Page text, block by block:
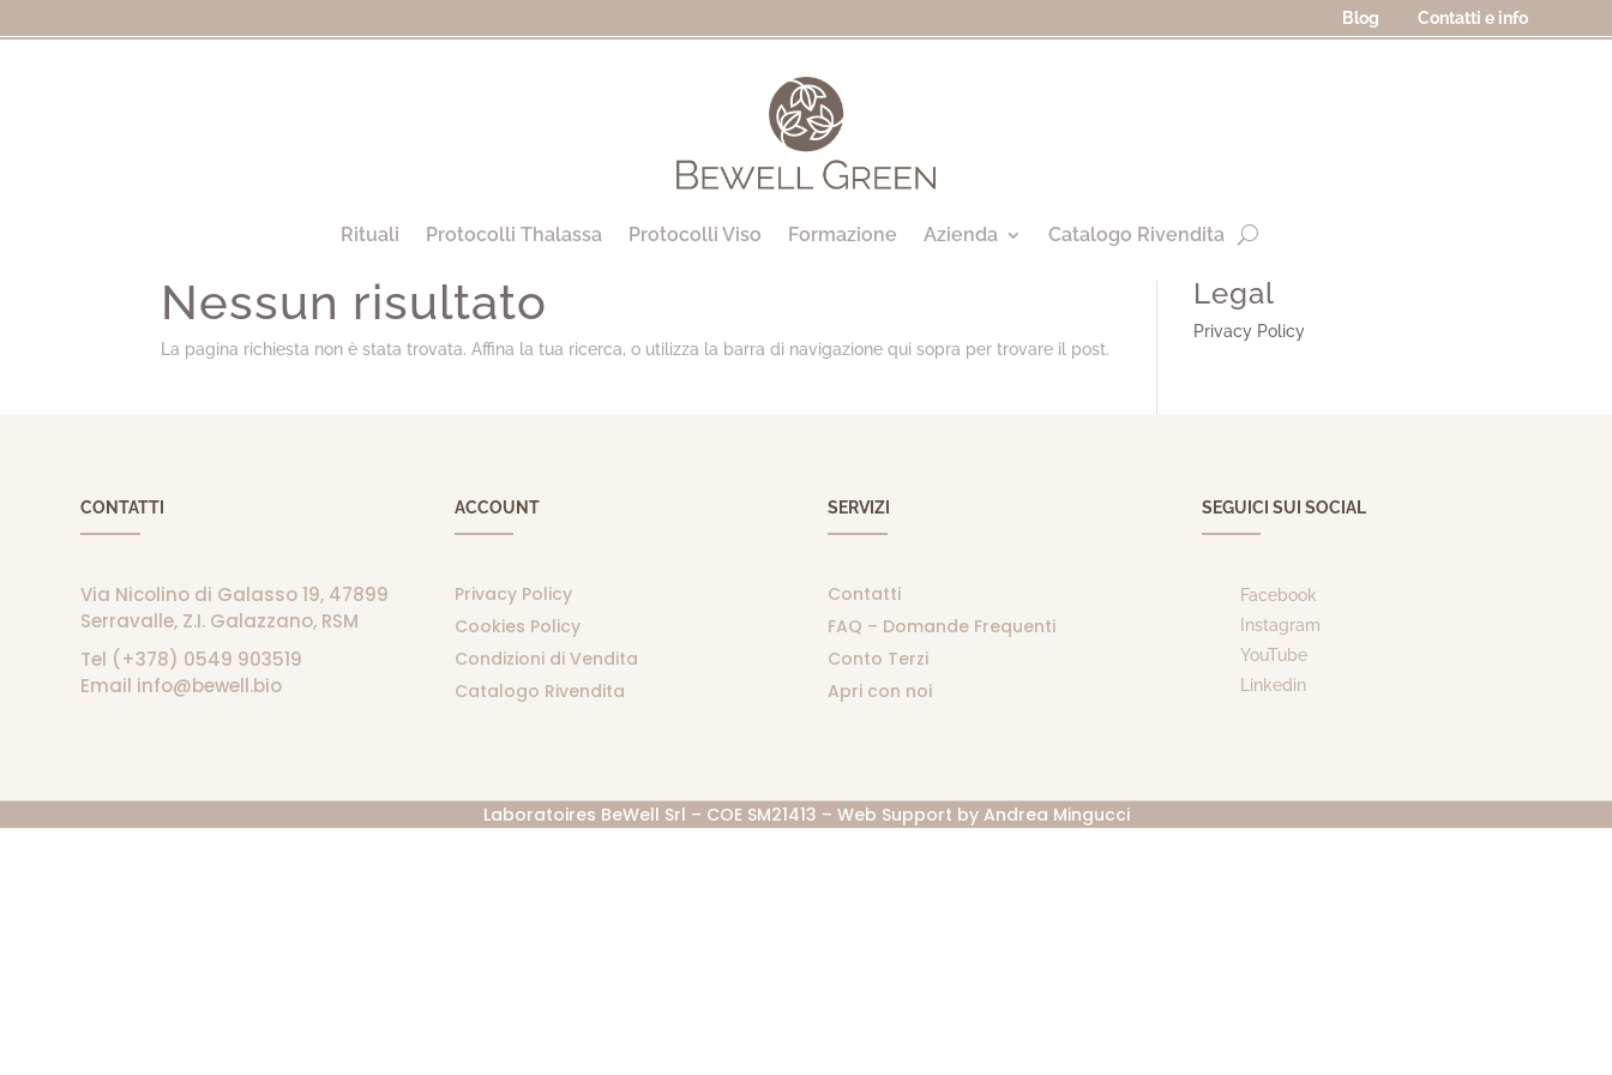
Blog Contatti e info
Rituali Protocolli Thalassa Protocolli Viso Formazione Azienda Catalogo Rivendita
Nessun risultato
La pagina richiesta non è stata trovata. Affina la tua ricerca, o utilizza la barra di navigazione qui sopra per trovare il post.
Legal
Privacy Policy
CONTATTI
Via Nicolino di Galasso 19, 47899
Serravalle, Z.I. Galazzano, RSM
Tel (+378) 0549 903519
Email info@bewell.bio
ACCOUNT
Privacy Policy
Cookies Policy
Condizioni di Vendita
Catalogo Rivendita
SERVIZI
Contatti
FAQ – Domande Frequenti
Conto Terzi
Apri con noi
SEGUICI SUI SOCIAL
Facebook
Instagram
YouTube
Linkedin
Laboratoires BeWell Srl – COE SM21413 – Web Support by Andrea Mingucci